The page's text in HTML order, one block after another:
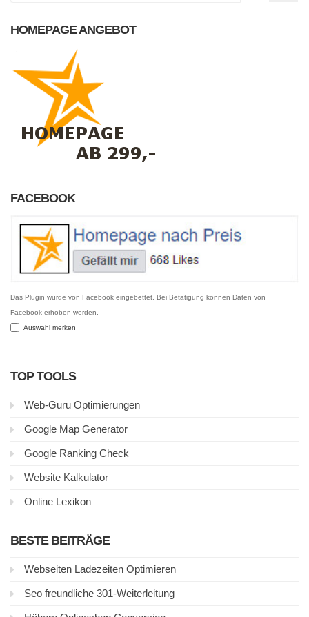
HOMEPAGE ANGEBOT
FACEBOOK
Das Plugin wurde von Facebook eingebettet. Bei Betätigung können Daten von
Facebook erhoben werden.
Auswahl merken
TOP TOOLS
Web-Guru Optimierungen
Google Map Generator
Google Ranking Check
Website Kalkulator
Online Lexikon
BESTE BEITRÄGE
Webseiten Ladezeiten Optimieren
Seo freundliche 301-Weiterleitung